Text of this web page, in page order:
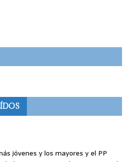
jóvenes y los mayores y el PP